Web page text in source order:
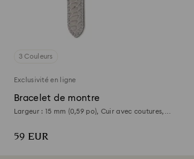
3 Couleurs
Exclusivité en ligne
Bracelet de montre
Largeur : 15 mm (0,59 po), Cuir avec coutures,
59 EUR